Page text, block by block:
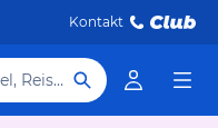
Kontakt
Hotel, Reiseziel